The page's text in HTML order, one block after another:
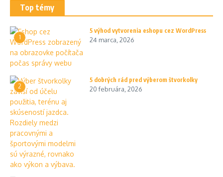
Top témy
1
5 výhod vytvorenia eshopu cez WordPress
24 marca, 2026
2
5 dobrých rád pred výberom štvorkolky
20 februára, 2026